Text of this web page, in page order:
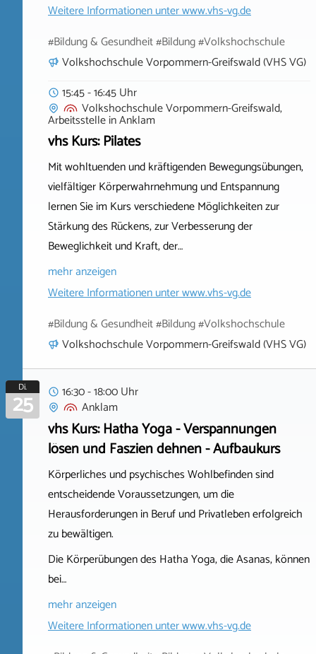
Weitere Informationen unterwww.vhs-vg.de
#Bildung & Gesundheit #Bildung #Volkshochschule
Volkshochschule Vorpommern-Greifswald (VHS VG)
15:45 - 16:45 Uhr
Volkshochschule Vorpommern-Greifswald,
ArbeitsstelleinAnklam
vhs Kurs: Pilates
Mit wohltuenden und kräftigenden Bewegungsübungen,
vielfältiger Körperwahrnehmung und Entspannung
lernen Sie im Kurs verschiedene Möglichkeiten zur
Stärkung des Rückens, zur Verbesserung der
Beweglichkeit und Kraft, der…
mehr anzeigen
Weitere Informationen unterwww.vhs-vg.de
#Bildung & Gesundheit #Bildung #Volkshochschule
Volkshochschule Vorpommern-Greifswald (VHS VG)
Di.
25
16:30 - 18:00 Uhr
Anklam
vhs Kurs: Hatha Yoga - Verspannungen
lösen und Faszien dehnen - Aufbaukurs
Körperliches und psychisches Wohlbefinden sind
entscheidende Voraussetzungen, um die
Herausforderungen in Beruf und Privatleben erfolgreich
zu bewältigen.
Die Körperübungen des Hatha Yoga, die Asanas, können
bei…
mehr anzeigen
Weitere Informationen unterwww.vhs-vg.de